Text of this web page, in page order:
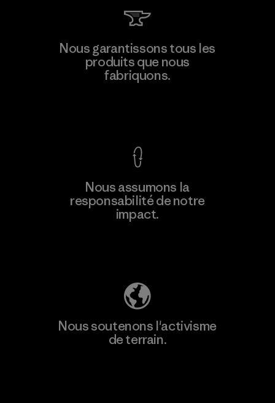
Manufacturing Sportswear Joint
Stock Company - Thai Binh
Nous garantissons tous les
produits que nous
fabriquons.
Nous assumons la
responsabilité de notre
impact.
Nous soutenons l'activisme
de terrain.